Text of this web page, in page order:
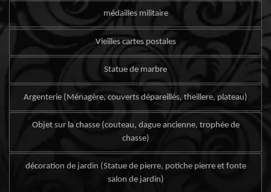
médailles militaire
Vieilles cartes postales
Statue de marbre
Argenterie (Ménagère, couverts dépareillés, theillere, plateau)
Objet sur la chasse (couteau, dague ancienne, trophée de
chasse)
décoration de jardin (Statue de pierre, potiche pierre et fonte
salon de jardin)